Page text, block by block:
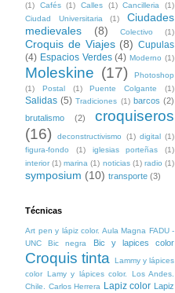
(1)
Cafés (1) Calles (1) Cancilleria
(1)
Ciudad Universitaria
(1)
Ciudades
medievales
(8) Colectivo (1)
Croquis de Viajes (8) Cupulas
(4) Espacios Verdes (4) Moderno (1)
Moleskine (17)
Photoshop
(1)
Postal (1) Puente Colgante (1)
Salidas (5) Tradiciones (1) barcos (2)
brutalismo
(2)
croquiseros
(16)
deconstructivismo (1) digital
(1)
figura-fondo
(1) iglesias porteñas
(1)
interior (1) marina (1) noticias (1) radio (1)
symposium (10) transporte (3)
Técnicas
Art pen y lápiz color. Aula Magna FADU -
UNC
Bic negra Bic y lapices color
Croquis tinta
Lammy y lápices
color
Lamy y lápices color. Los Andes.
Chile. Carlos Herrera Lapiz color
Lapiz